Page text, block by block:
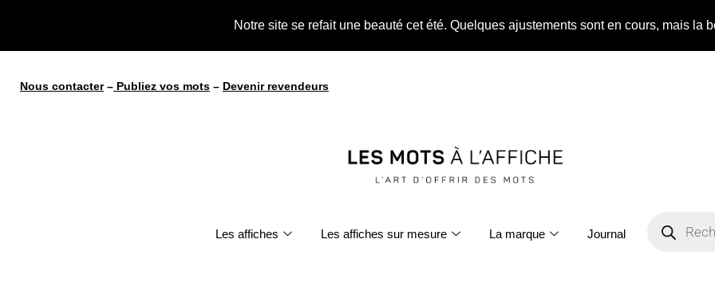
Notre site se refait une beauté cet été. Quelques ajustements sont en cours, mais la
Nous contacter– Publiez vos mots – Devenir revendeurs
Les affiches Les affiches sur mesure La marque Journal